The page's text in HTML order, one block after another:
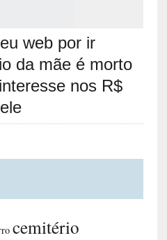
web por ir
da mãe é morto
nos R$
cemitério